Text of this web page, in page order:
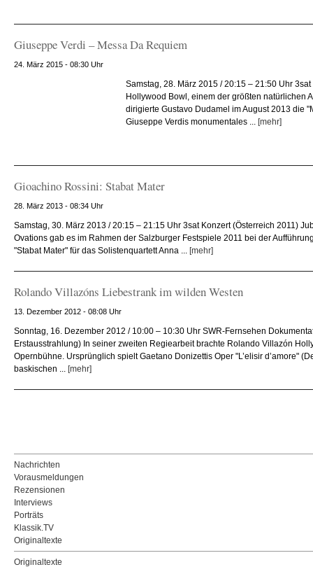
Giuseppe Verdi – Messa Da Requiem
24. März 2015 - 08:30 Uhr
Samstag, 28. März 2015 / 20:15 – 21:50 Uhr
Hollywood Bowl, einem der größten natürlichen
dirigierte Gustavo Dudamel im August 2013 die
Giuseppe Verdis monumentales ... [mehr]
Gioachino Rossini: Stabat Mater
28. März 2013 - 08:34 Uhr
Samstag, 30. März 2013 / 20:15 – 21:15 Uhr 3sat Konzert (Österreich 2011)
Ovations gab es im Rahmen der Salzburger Festspiele 2011 bei der
"Stabat Mater" für das Solistenquartett Anna ... [mehr]
Rolando Villazóns Liebestrank im wilden Westen
13. Dezember 2012 - 08:08 Uhr
Sonntag, 16. Dezember 2012 / 10:00 – 10:30 Uhr SWR-Fernsehen
Erstausstrahlung) In seiner zweiten Regiearbeit brachte Rolando Villazón
Opernbühne. Ursprünglich spielt Gaetano Donizettis Oper "L’elisir d’amore"
baskischen ... [mehr]
Nachrichten
Vorausmeldungen
Rezensionen
Interviews
Porträts
Klassik.TV
Originaltexte
Originaltexte